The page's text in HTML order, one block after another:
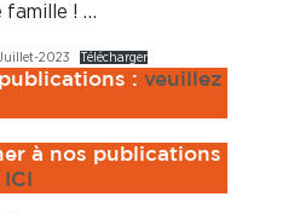
famille ! …
2023 Télécharger
: veuillez
à nos publications